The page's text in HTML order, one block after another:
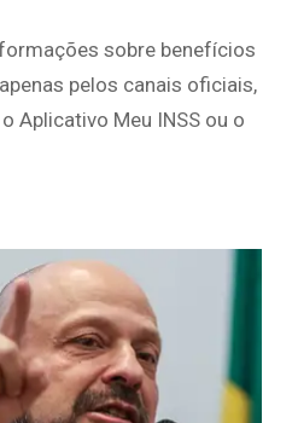
sobre benefícios
pelos canais oficiais,
o Aplicativo Meu INSS ou o